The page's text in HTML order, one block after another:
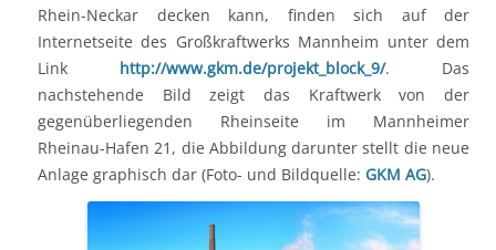
Rhein-Neckar decken kann, finden sich auf der
Internetseite des Großkraftwerks Mannheim unter dem
Link http://www.gkm.de/projekt_block_9/. Das
nachstehende Bild zeigt das Kraftwerk von der
gegenüberliegenden Rheinseite im Mannheimer
Rheinau-Hafen 21, die Abbildung darunter stellt die neue
Anlage graphisch dar (Foto- und Bildquelle: GKM AG).